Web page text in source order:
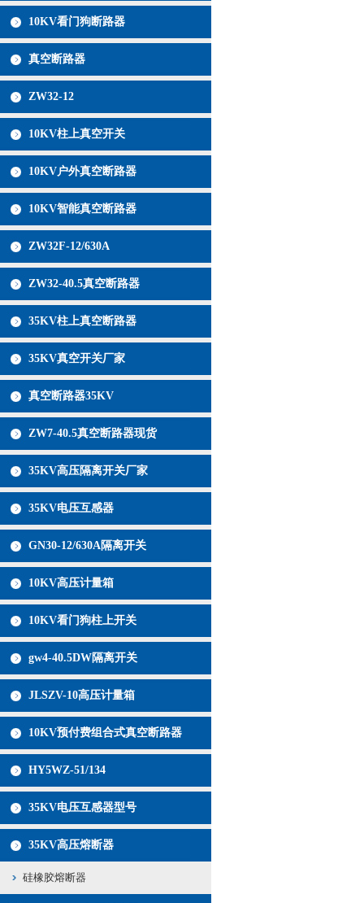
10KV看门狗断路器
真空断路器
ZW32-12
10KV柱上真空开关
10KV户外真空断路器
10KV智能真空断路器
ZW32F-12/630A
ZW32-40.5真空断路器
35KV柱上真空断路器
35KV真空开关厂家
真空断路器35KV
ZW7-40.5真空断路器现货
35KV高压隔离开关厂家
35KV电压互感器
GN30-12/630A隔离开关
10KV高压计量箱
10KV看门狗柱上开关
gw4-40.5DW隔离开关
JLSZV-10高压计量箱
10KV预付费组合式真空断路器
HY5WZ-51/134
35KV电压互感器型号
35KV高压熔断器
硅橡胶熔断器